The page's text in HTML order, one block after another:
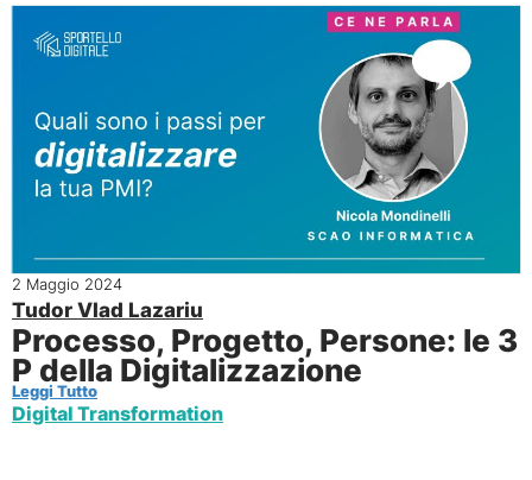
2 Maggio 2024
Tudor Vlad Lazariu
Processo, Progetto, Persone: le 3
P della Digitalizzazione
Leggi Tutto
Digital Transformation